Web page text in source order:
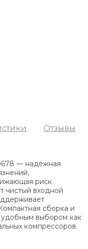
Отзывы
— надёжная
риск
чистый входной
сборка и
удобным выбором как
компрессоров.